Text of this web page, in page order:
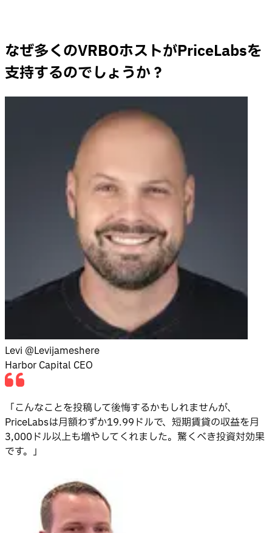
なぜ多くのVRBOホストがPriceLabsを
支持するのでしょうか？
Levi @Levijameshere
Harbor Capital CEO
「こんなことを投稿して後悔するかもしれませんが、
PriceLabsは月額わずか19.99ドルで、短期賃貸の収益を月
3,000ドル以上も増やしてくれました。驚くべき投資対効果
です。」